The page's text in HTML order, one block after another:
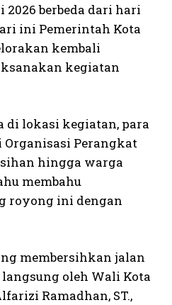
2026 berbeda dari hari
ini Pemerintah Kota
kembali
kegiatan
di lokasi kegiatan, para
Organisasi Perangkat
hingga warga
membahu
royong ini dengan
membersihkan jalan
oleh Wali Kota
Ramadhan, ST.,